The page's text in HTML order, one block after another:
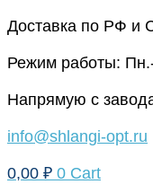
Перейти
содержимому
Доставка по РФ и
Режим работы:
Напрямую с
info@shlangi-opt.ru
0,00 ₽ 0 Cart